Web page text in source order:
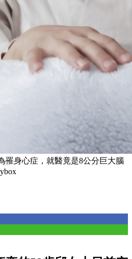
罹身心症，就醫竟是8公分巨大腦